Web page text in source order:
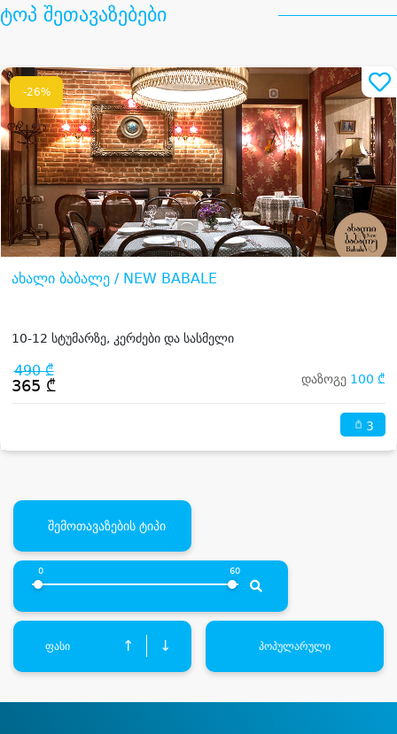
ტოპ შეთავაზებები
-26%
ახალი ბაბალე / NEW BABALE
10-12 სტუმარზე, კერძები და სასმელი
490 ₾
365 ₾ დაზოგე 100 ₾
3
შემოთავაზების ტიპი
0 60
ფასი ↑ ↓ პოპულარული